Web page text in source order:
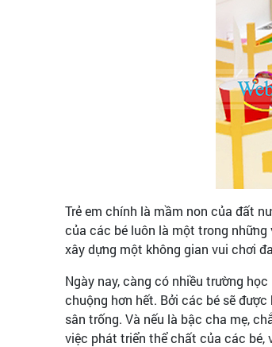
Trẻ em chính là mầm non của đất
của các bé luôn là một trong
xây dựng một không gian vui chơi
Ngày nay, càng có nhiều trường
chuộng hơn hết. Bởi các bé sẽ
sân trống. Và nếu là bậc cha mẹ,
việc phát triển thể chất của các bé,